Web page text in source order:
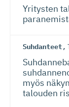
Yritysten
Suhdanteet,
myös
talouden